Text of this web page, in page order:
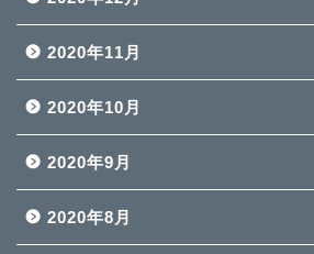
2020年11月
2020年10月
2020年9月
2020年8月